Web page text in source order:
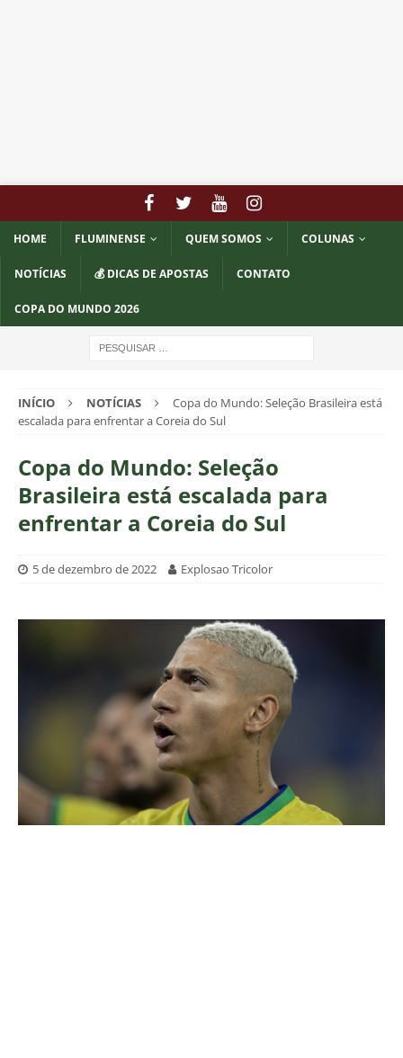
HOME FLUMINENSE QUEM SOMOS COLUNAS
NOTÍCIAS 💰 DICAS DE APOSTAS CONTATO
COPA DO MUNDO 2026
INÍCIO NOTÍCIAS
Copa do Mundo: Seleção Brasileira está
escalada para enfrentar a Coreia do Sul
Copa do Mundo: Seleção
Brasileira está escalada para
enfrentar a Coreia do Sul
5 de dezembro de 2022 Explosao Tricolor